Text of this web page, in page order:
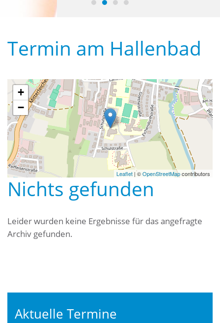
Wasserwacht Waldsassen
Wasserwacht Waldsassen
Wasserwacht Waldsassen
Termin am Hallenbad
+
−
Leaflet | ©OpenStreetMapcontributors
Nichts gefunden
Leider wurden keine Ergebnisse für das angefragte
Archiv gefunden.
Aktuelle Termine